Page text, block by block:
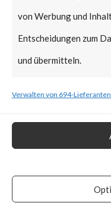
von Werbung und
Entscheidungen zum
und übermitteln.
Verwalten von 694-Lieferanten
What is the
The vendor
includes a
38831.
What